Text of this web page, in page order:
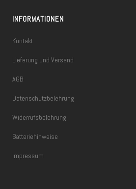
INFORMATIONEN
Kontakt
Lieferung und Versand
AGB
Datenschutzbelehrung
Widerrufsbelehrung
Batteriehinweise
Impressum